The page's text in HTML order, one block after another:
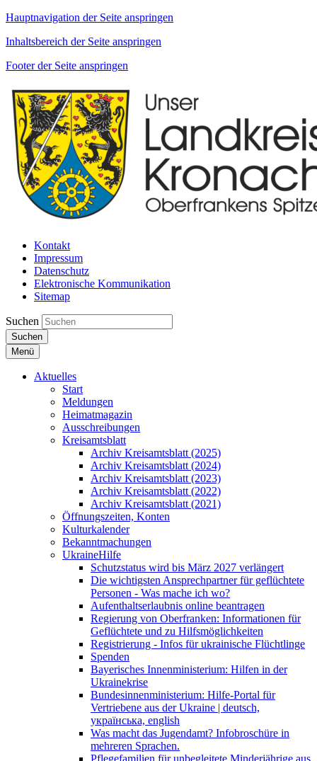
Hauptnavigation der Seite anspringen
Inhaltsbereich der Seite anspringen
Footer der Seite anspringen
Kontakt
Impressum
Datenschutz
Elektronische Kommunikation
Sitemap
Suchen
Suchen
Menü
Aktuelles
Start
Meldungen
Heimatmagazin
Ausschreibungen
Kreisamtsblatt
Archiv Kreisamtsblatt (2025)
Archiv Kreisamtsblatt (2024)
Archiv Kreisamtsblatt (2023)
Archiv Kreisamtsblatt (2022)
Archiv Kreisamtsblatt (2021)
Öffnungszeiten, Konten
Kulturkalender
Bekanntmachungen
UkraineHilfe
Schutzstatus wird bis März 2027 verlängert
Die wichtigsten Ansprechpartner für geflüchtete
Personen - Was mache ich wo?
Aufenthaltserlaubnis online beantragen
Regierung von Oberfranken: Informationen für
Geflüchtete und zu Hilfsmöglichkeiten
Registrierung - Infos für ukrainische Flüchtlinge
Spenden
Bayerisches Innenministerium: Hilfen in der
Ukrainekrise
Bundesinnenministerium: Hilfe-Portal für
Vertriebene aus der Ukraine | deutsch,
українська, english
Was macht das Jugendamt? Infobroschüre in
mehreren Sprachen.
Pflegefamilien für unbegleitete Minderjährige aus